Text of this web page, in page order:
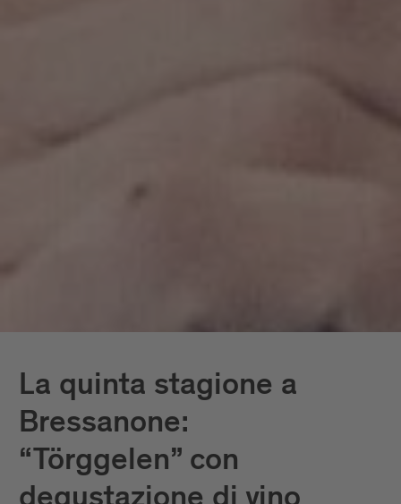
La quinta stagione a
Bressanone:
“Törggelen” con